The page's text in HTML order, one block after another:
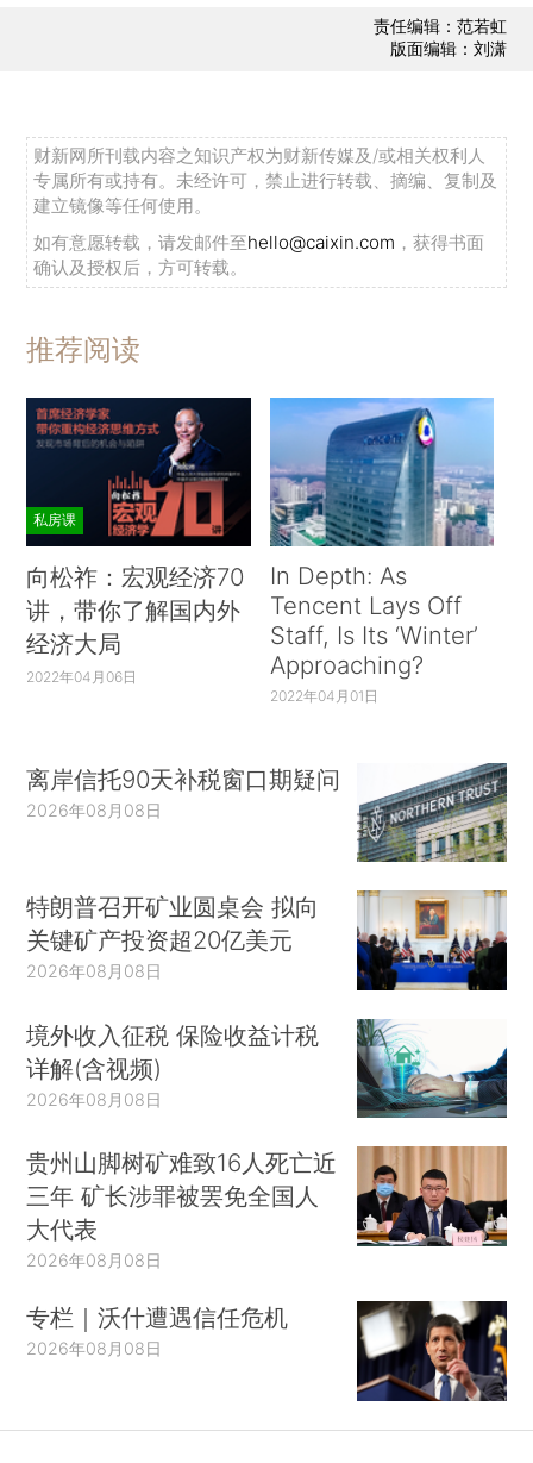
责任编辑：范若虹
版面编辑：刘潇
财新网所刊载内容之知识产权为财新传媒及/或相关权利人
专属所有或持有。未经许可，禁止进行转载、摘编、复制及
建立镜像等任何使用。
如有意愿转载，请发邮件至hello@caixin.com ，获得书面
确认及授权后，方可转载。
推荐阅读
私房课
向松祚：宏观经济70
讲，带你了解国内外
经济大局
2022年04月06日
In Depth: As
Tencent Lays Off
Staff, Is Its ‘Winter’
Approaching?
2022年04月01日
离岸信托90天补税窗口期疑问
2026年08月08日
特朗普召开矿业圆桌会 拟向
关键矿产投资超20亿美元
2026年08月08日
境外收入征税 保险收益计税
详解(含视频)
2026年08月08日
贵州山脚树矿难致16人死亡近
三年 矿长涉罪被罢免全国人
大代表
2026年08月08日
专栏｜沃什遭遇信任危机
2026年08月08日